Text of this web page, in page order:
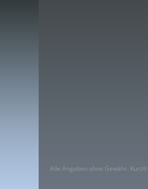
Alle Angaben ohne Gewähr.